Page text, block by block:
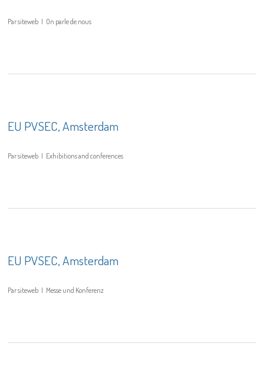
Parsiteweb On parle de nous
EU PVSEC, Amsterdam
Parsiteweb Exhibitions and conferences
EU PVSEC, Amsterdam
Parsiteweb Messe und Konferenz